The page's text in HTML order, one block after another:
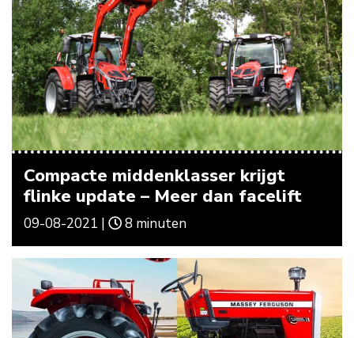
Compacte middenklasser krijgt
flinke update – Meer dan facelift
09-08-2021 | 8 minuten